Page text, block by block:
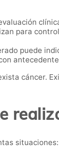
para
puede
cáncer.
situaciones: